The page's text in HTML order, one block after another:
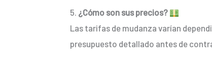
5. ¿Cómo son sus precios?
Las tarifas de mudanza varían
presupuesto detallado antes de